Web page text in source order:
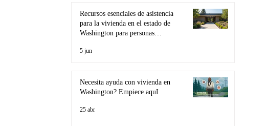
Recursos esenciales de asistencia
para la vivienda en el estado de
Washington para personas
5 jun
Necesita ayuda con vivienda en
Washington? Empiece aquI
25 abr